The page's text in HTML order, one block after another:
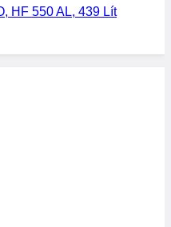
HF 550 AL, 439 Lít